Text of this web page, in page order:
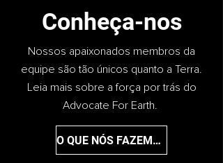
Conheça-nos
Nossos apaixonados membros da
equipe são tão únicos quanto a Terra.
Leia mais sobre a força por trás do
Advocate For Earth.
O QUE NÓS FAZEMOS